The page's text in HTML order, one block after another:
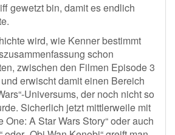
gewetzt bin, damit es endlich
wird, wie Kenner bestimmt
schon
zwischen den Filmen Episode 3
erwischt damit einen Bereich
Universums, der noch nicht so
Sicherlich jetzt mittlerweile mit
One: A Star Wars Story“ oder auch